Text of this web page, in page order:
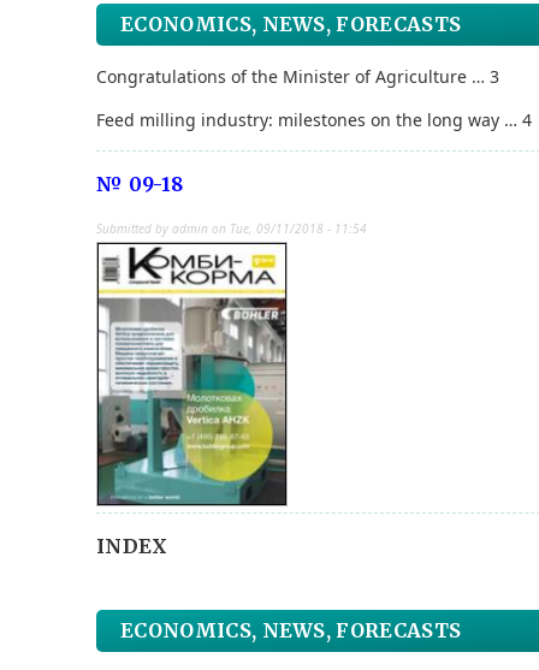
ECONOMICS, NEWS, FORECASTS
Congratulations of the Minister of Agriculture … 3
Feed milling industry: milestones on the long way … 4
№ 09-18
Submitted by admin on Tue, 09/11/2018 - 11:54
INDEX
ECONOMICS, NEWS, FORECASTS